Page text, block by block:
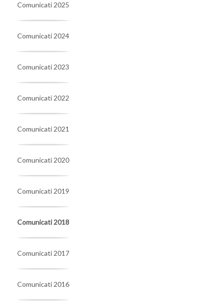
Comunicati 2025
Comunicati 2024
Comunicati 2023
Comunicati 2022
Comunicati 2021
Comunicati 2020
Comunicati 2019
Comunicati 2018
Comunicati 2017
Comunicati 2016